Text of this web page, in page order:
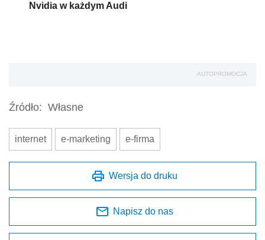
Nvidia w każdym Audi
AUTOPROMOCJA
Źródło: Własne
internet e-marketing e-firma
Wersja do druku
Napisz do nas